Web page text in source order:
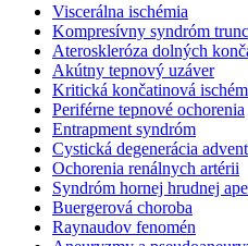
Viscerálna ischémia
Kompresívny syndróm
Ateroskleróza dolných
Akútny tepnový uzáver
Kritická končatinová
Periférne tepnové ochorenia
Entrapment syndróm
Cystická degenerácia
Ochorenia renálnych artérii
Syndróm hornej hrudnej
Buergerová choroba
Raynaudov fenomén